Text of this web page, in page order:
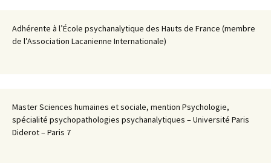
Adhérente à l’École psychanalytique des Hauts de France (membre
de l’Association Lacanienne Internationale)
Master Sciences humaines et sociale, mention Psychologie,
spécialité psychopathologies psychanalytiques – Université Paris
Diderot – Paris 7